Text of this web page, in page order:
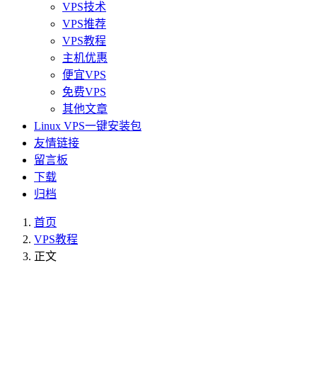
VPS技术
VPS推荐
VPS教程
主机优惠
便宜VPS
免费VPS
其他文章
Linux VPS一键安装包
友情链接
留言板
下载
归档
首页
VPS教程
正文